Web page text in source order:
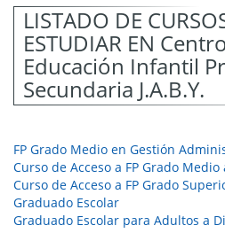
LISTADO DE
ESTUDIAR EN
Educación Infantil
Secundaria J.A.B.Y.
FP Grado Medio en Gestión
Curso de Acceso a FP Grado Medio
Curso de Acceso a FP Grado
Graduado Escolar
Graduado Escolar para Adultos a